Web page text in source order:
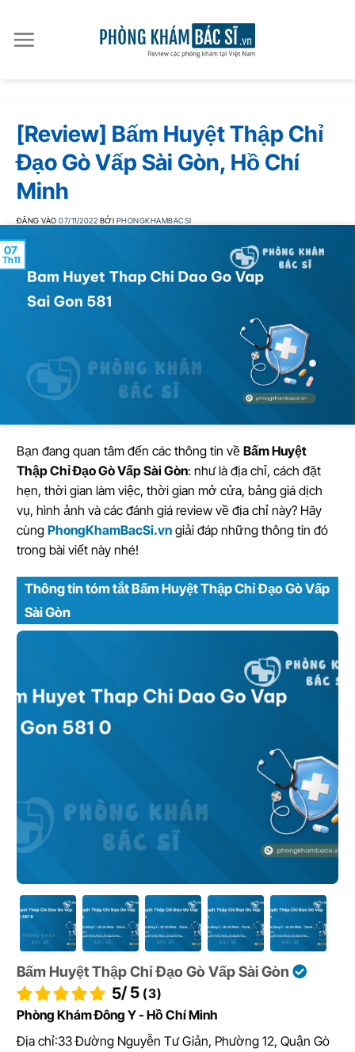
qua
nội
[Review] Bấm Huyệt Thập Chỉ
Đạo Gò Vấp Sài Gòn, Hồ Chí
Minh
ĐĂNG VÀO07/11/2022 BỞI PHONGKHAMBACSI
07
Th11
Bạn đang quan tâm đến các thông tin về Bấm Huyệt
Thập Chỉ Đạo Gò Vấp Sài Gòn: như là địa chỉ, cách đặt
hẹn, thời gian làm việc, thời gian mở cửa, bảng giá dịch
vụ, hình ảnh và các đánh giá review về địa chỉ này? Hãy
cùng PhongKhamBacSi.vn giải đáp những thông tin đó
trong bài viết này nhé!
Thông tin tóm tắt Bấm Huyệt Thập Chỉ Đạo Gò Vấp
Sài Gòn
Bấm Huyệt Thập Chỉ Đạo Gò Vấp Sài Gòn
5/ 5 (3)
Phòng Khám Đông Y - Hồ Chí Minh
Địa chỉ:33 Đường Nguyễn Tư Giản, Phường 12, Quận Gò